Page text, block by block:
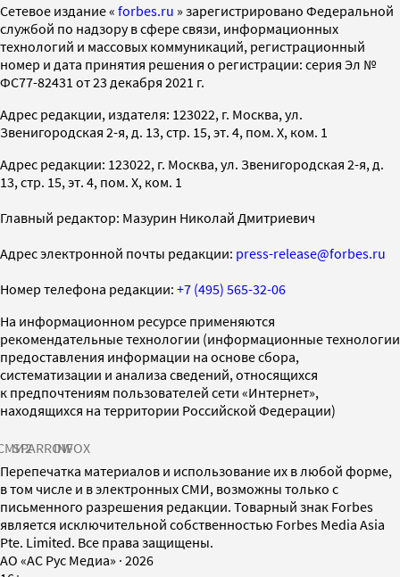
Cетевое издание « forbes.ru » зарегистрировано Федеральной
службой по надзору в сфере связи, информационных
технологий и массовых коммуникаций, регистрационный
номер и дата принятия решения о регистрации: серия Эл №
ФС77-82431 от 23 декабря 2021 г.
Адрес редакции, издателя: 123022, г. Москва, ул.
Звенигородская 2-я, д. 13, стр. 15, эт. 4, пом. X, ком. 1
Адрес редакции: 123022, г. Москва, ул. Звенигородская 2-я, д.
13, стр. 15, эт. 4, пом. X, ком. 1
Главный редактор: Мазурин Николай Дмитриевич
Адрес электронной почты редакции: press-release@forbes.ru
Номер телефона редакции: +7 (495) 565-32-06
На информационном ресурсе применяются
рекомендательные технологии (информационные технологии
предоставления информации на основе сбора,
систематизации и анализа сведений, относящихся
к предпочтениям пользователей сети «Интернет»,
находящихся на территории Российской Федерации)
SPARROWINFOX
Перепечатка материалов и использование их в любой форме,
в том числе и в электронных СМИ, возможны только с
письменного разрешения редакции. Товарный знак Forbes
является исключительной собственностью Forbes Media Asia
Pte. Limited. Все права защищены.
AO «АС Рус Медиа» · 2026